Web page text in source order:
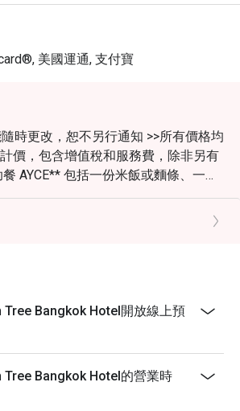
美國運通, 支付寶
時更改，恕不另行通知 >>所有價格均
價，包含增值稅和服務費，除非另有
AYCE** 包括一份米飯或麵條、一份
折扣僅適用於點心自助餐 AYCE，不能
和餐廳的其他促銷活動同時使用 >>兒
兒童按半價收費（Eatigo折扣不適用於
價格可能隨時更改，恕不另行通知 >>
拖鞋、人字拖和露趾男士運動鞋不允
Tree Bangkok Hotel開放線上預
Tree Bangkok Hotel的營業時